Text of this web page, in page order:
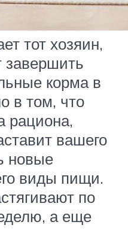
тот хозяин,
завершить
корма в
в том, что
рациона,
вашего
новые
виды пищи.
по
а еще